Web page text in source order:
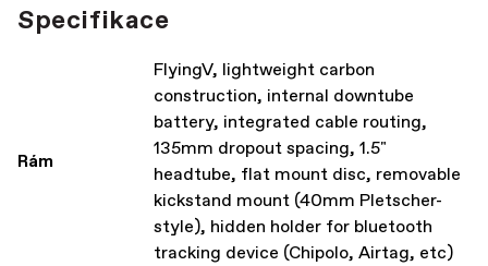
Specifikace
Rám
FlyingV, lightweight carbon
construction, internal downtube
battery, integrated cable routing,
135mm dropout spacing, 1.5"
headtube, flat mount disc, removable
kickstand mount (40mm Pletscher-
style), hidden holder for bluetooth
tracking device (Chipolo, Airtag, etc)